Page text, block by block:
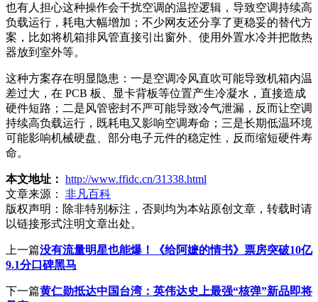
也有人担心这种操作会干扰空调的温控逻辑，导致空调持续高
负载运行，耗电大幅增加；不少网友还分享了更稳妥的替代方
案，比如将机箱排风管直接引出窗外、使用外置水冷并把散热
器放到室外等。
这种方案存在明显隐患：一是空调冷风直吹可能导致机箱内温
差过大，在 PCB 板、显卡背板等位置产生冷凝水，直接造成
硬件短路；二是风管密封不严可能导致冷气泄漏，反而让空调
持续高负载运行，既耗电又影响空调寿命；三是长期低温环境
可能影响机械硬盘、部分电子元件的稳定性，反而缩短硬件寿
命。
本文地址： http://www.ffidc.cn/31338.html
文章来源：
非凡百科
版权声明： 除非特别标注，否则均为本站原创文章，转载时请
以链接形式注明文章出处。
上一篇没有流量明星也能爆！《给阿嬷的情书》票房突破10亿
9.1分口碑黑马
下一篇黄仁勋抵达中国台湾：英伟达史上最强“核弹”新品即将